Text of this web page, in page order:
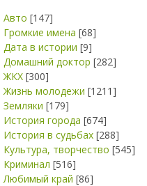
Авто [147]
Громкие имена [68]
Дата в истории [9]
Домашний доктор [282]
ЖКХ [300]
Жизнь молодежи [1211]
Земляки [179]
История города [674]
История в судьбах [288]
Культура, творчество [545]
Криминал [516]
Любимый край [86]